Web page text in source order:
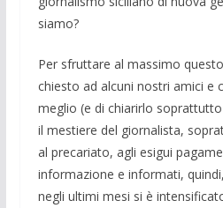
siamo?
Per sfruttare al massimo
chiesto ad alcuni nostri amici e
meglio (e di chiarirlo
il mestiere del giornalista,
al precariato, agli esigui
informazione e informati,
negli ultimi mesi si è